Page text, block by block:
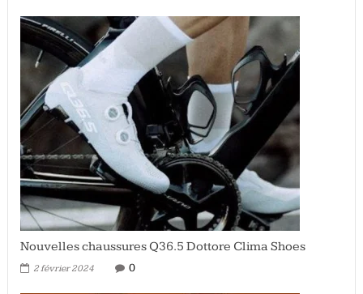
Nouvelles chaussures Q36.5 Dottore Clima Shoes
2 février 2024 0